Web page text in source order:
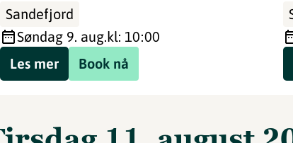
Sandefjord
søndag 9. aug.kl: 10:00
Book nå
Les mer